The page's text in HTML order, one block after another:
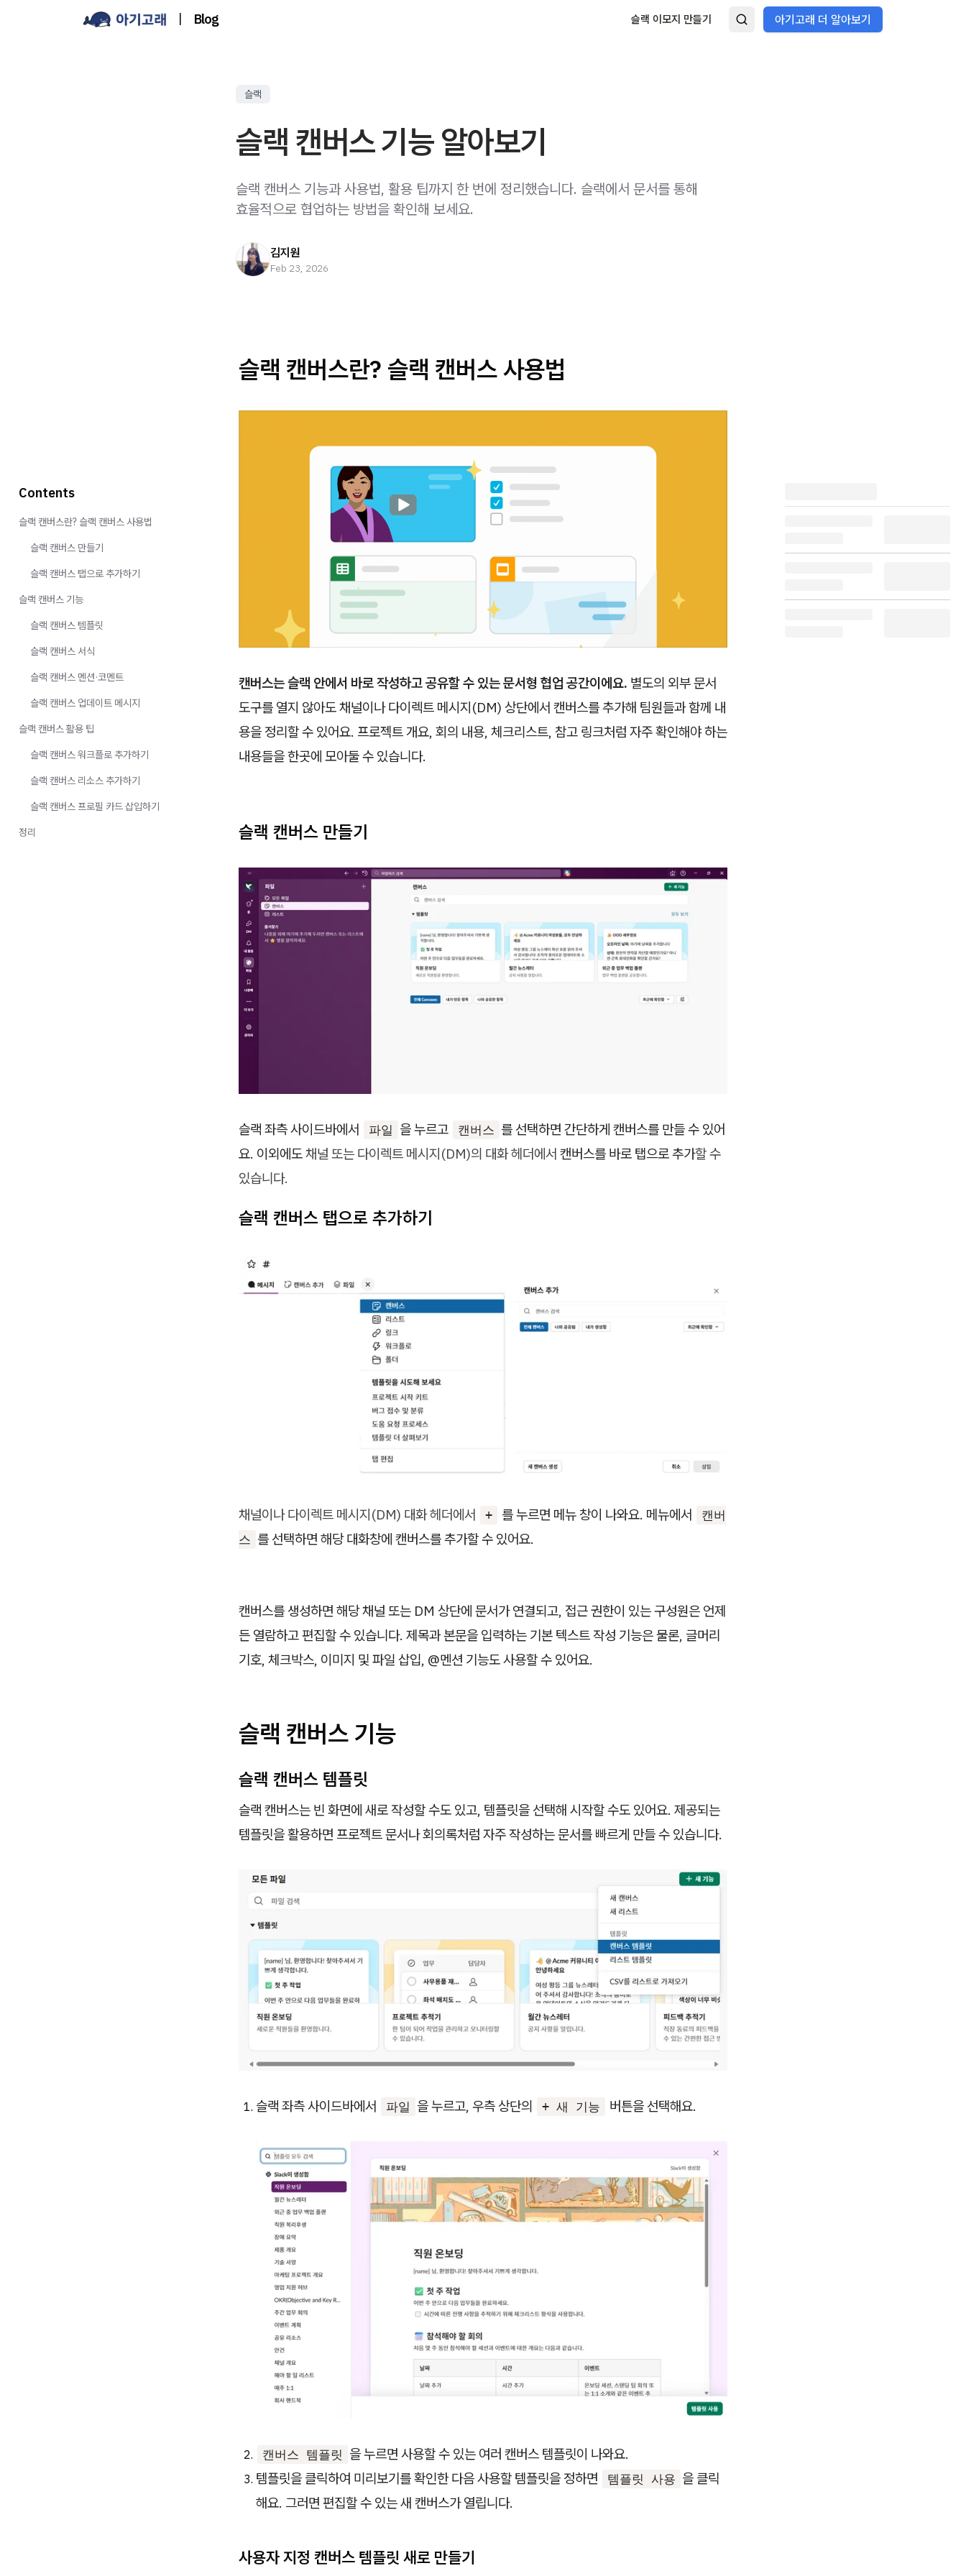
| Blog 슬랙 이모지 만들기 아기고래 더 알아보기
슬랙
슬랙 캔버스 기능 알아보기
슬랙 캔버스 기능과 사용법, 활용 팁까지 한 번에 정리했습니다. 슬랙에서 문서를 통해
효율적으로 협업하는 방법을 확인해 보세요.
김지원
Feb 23, 2026
슬랙 캔버스란? 슬랙 캔버스 사용법
캔버스는 슬랙 안에서 바로 작성하고 공유할 수 있는 문서형 협업 공간이에요. 별도의 외부 문서
도구를 열지 않아도 채널이나 다이렉트 메시지(DM) 상단에서 캔버스를 추가해 팀원들과 함께 내
용을 정리할 수 있어요. 프로젝트 개요, 회의 내용, 체크리스트, 참고 링크처럼 자주 확인해야 하는
내용들을 한곳에 모아둘 수 있습니다.
슬랙 캔버스 만들기
슬랙 좌측 사이드바에서 파일 을 누르고 캔버스 를 선택하면 간단하게 캔버스를 만들 수 있어
요. 이외에도채널 또는 다이렉트 메시지(DM)의 대화 헤더에서 캔버스를 바로 탭으로 추가할 수
있습니다.
슬랙 캔버스 탭으로 추가하기
채널이나 다이렉트 메시지(DM) 대화 헤더에서 + 를 누르면 메뉴 창이 나와요. 메뉴에서
캔버
스 를 선택하면 해당 대화창에 캔버스를 추가할 수 있어요.
캔버스를 생성하면 해당 채널 또는 DM 상단에 문서가 연결되고, 접근 권한이 있는 구성원은 언제
든 열람하고 편집할 수 있습니다. 제목과 본문을 입력하는 기본 텍스트 작성 기능은 물론, 글머리
기호, 체크박스, 이미지 및 파일 삽입, @멘션 기능도 사용할 수 있어요.
슬랙 캔버스 기능
슬랙 캔버스 템플릿
슬랙 캔버스는 빈 화면에 새로 작성할 수도 있고, 템플릿을 선택해 시작할 수도 있어요. 제공되는
템플릿을 활용하면 프로젝트 문서나 회의록처럼 자주 작성하는 문서를 빠르게 만들 수 있습니다.
슬랙 좌측 사이드바에서 파일 을 누르고, 우측 상단의 + 새 기능 버튼을 선택해요.
캔버스 템플릿 을 누르면 사용할 수 있는 여러 캔버스 템플릿이 나와요.
템플릿을 클릭하여 미리보기를 확인한 다음 사용할 템플릿을 정하면
템플릿 사용 을 클릭
해요. 그러면 편집할 수 있는 새 캔버스가 열립니다.
사용자 지정 캔버스 템플릿 새로 만들기
Contents
슬랙 캔버스란? 슬랙 캔버스 사용법
슬랙 캔버스 만들기
슬랙 캔버스 탭으로 추가하기
슬랙 캔버스 기능
슬랙 캔버스 템플릿
슬랙 캔버스 서식
슬랙 캔버스 멘션·코멘트
슬랙 캔버스 업데이트 메시지
슬랙 캔버스 활용 팁
슬랙 캔버스 워크플로 추가하기
슬랙 캔버스 리소스 추가하기
슬랙 캔버스 프로필 카드 삽입하기
정리